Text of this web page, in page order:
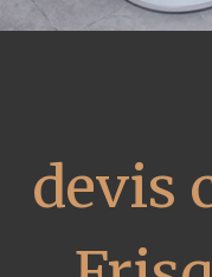
devis